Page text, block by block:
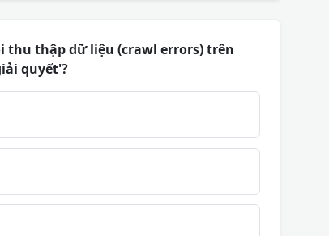
thu thập dữ liệu (crawl errors) trên
quyết'?